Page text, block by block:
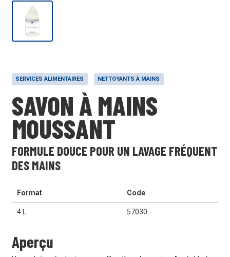
SERVICES ALIMENTAIRES NETTOYANTS À MAINS
SAVON À MAINS
MOUSSANT
FORMULE DOUCE POUR UN LAVAGE FRÉQUENT
DES MAINS
Format Code
4 L 57030
Aperçu